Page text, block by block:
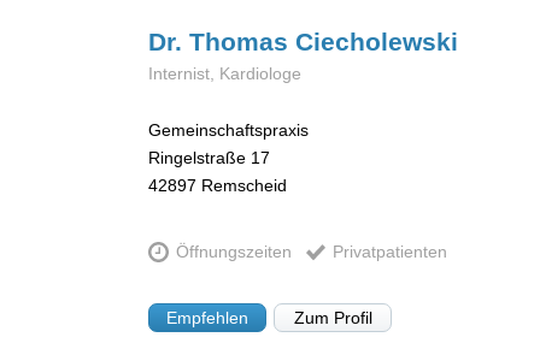
Dr. ThomasCiecholewski
Internist, Kardiologe
Gemeinschaftspraxis
Ringelstraße 17
42897 Remscheid
Öffnungszeiten Privatpatienten
Empfehlen Zum Profil